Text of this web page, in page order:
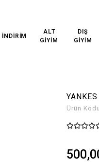
İNDİRİM
ALT
GİYİM
DIŞ
GİYİM
Ürün